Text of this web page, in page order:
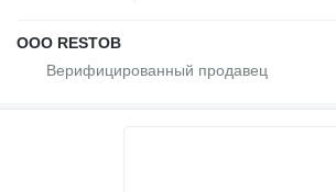
OOO RESTOB